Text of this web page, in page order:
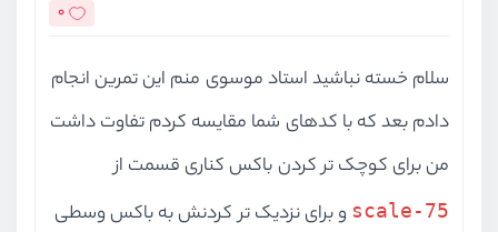
0
سلام خسته نباشید استاد موسوی منم این تمرین انجام
دادم بعد که با کدهای شما مقایسه کردم تفاوت داشت
من برای کوچک تر کردن باکس کناری قسمت از
scale-75 و برای نزدیک تر کردنش به باکس وسطی